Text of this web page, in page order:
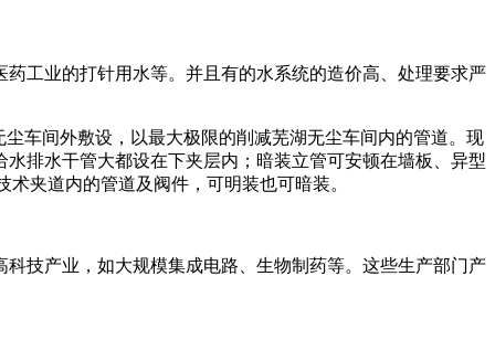
工业的打针用水等。并且有的水系统的造价高、处理要求严
车间外敷设，以最大极限的削减芜湖无尘车间内的管道。现
水排水干管大都设在下夹层内；暗装立管可安顿在墙板、异型
夹道内的管道及阀件，可明装也可暗装。
技产业，如大规模集成电路、生物制药等。这些生产部门产